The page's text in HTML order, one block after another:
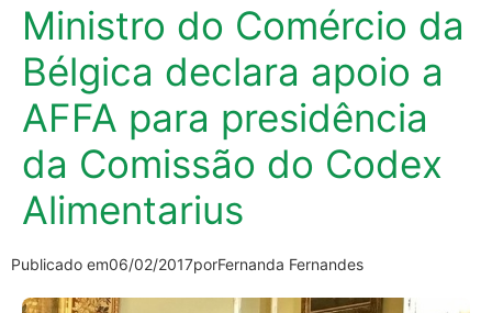
Ministro do Comércio da
Bélgica declara apoio a
AFFA para presidência
da Comissão do Codex
Alimentarius
Publicado em06/02/2017porFernanda Fernandes